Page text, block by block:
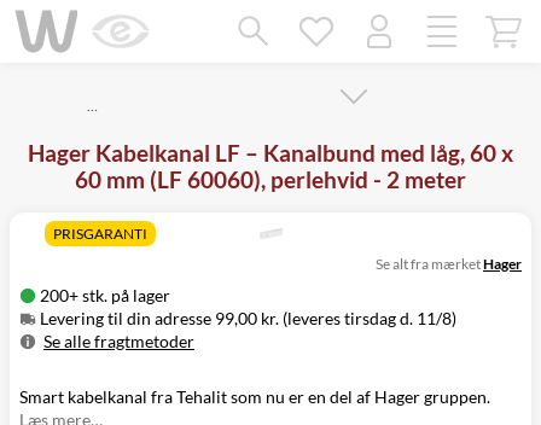
…
Hager Kabelkanal LF – Kanalbund med låg, 60 x
60 mm (LF 60060), perlehvid - 2 meter
PRISGARANTI
200+ stk. på lager
Levering til din adresse 99,00 kr. (leveres tirsdag d. 11/8)
Se alle fragtmetoder
Levering til
Se alt fra mærketHager
Smart kabelkanal fra Tehalit som nu er en del af Hager gruppen.
Læs mere…
Mangler chatten?
Ret samtykke!